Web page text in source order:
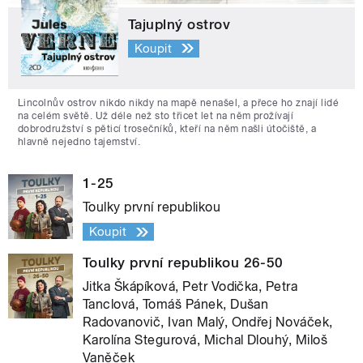
Tajuplný ostrov
Koupit
Lincolnův ostrov nikdo nikdy na mapě nenašel, a přece ho znají lidé
na celém světě. Už déle než sto třicet let na něm prožívají
dobrodružství s pěticí trosečníků, kteří na něm našli útočiště, a
hlavně nejedno tajemství.
1-25
Toulky první republikou
Koupit
Toulky první republikou 26-50
Jitka Škápíková, Petr Vodička, Petra
Tanclová, Tomáš Pánek, Dušan
Radovanovič, Ivan Malý, Ondřej Nováček,
Karolína Stegurová, Michal Dlouhý, Miloš
Vaněček